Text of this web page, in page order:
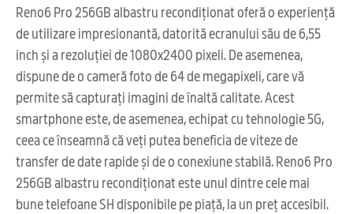
Reno6 Pro 256GB albastru recondiționat oferă o experiență
de utilizare impresionantă, datorită ecranului său de 6,55
inch și a rezoluției de 1080x2400 pixeli. De asemenea,
dispune de o cameră foto de 64 de megapixeli, care vă
permite să capturați imagini de înaltă calitate. Acest
smartphone este, de asemenea, echipat cu tehnologie 5G,
ceea ce înseamnă că veți putea beneficia de viteze de
transfer de date rapide și de o conexiune stabilă. Reno6 Pro
256GB albastru recondiționat este unul dintre cele mai
bune telefoane SH disponibile pe piață, la un preț accesibil.